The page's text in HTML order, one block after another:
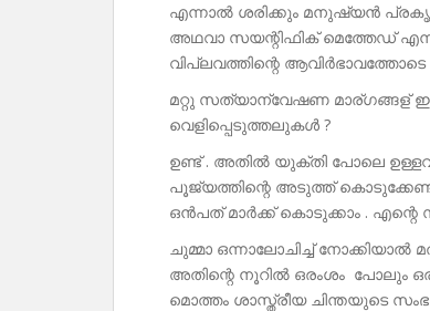
എന്നാൽ ശരിക്കും മനുഷ്യൻ
അഥവാ സയന്റിഫിക് മെത്തേഡ്
വിപ്ലവത്തിന്റെ
മറ്റു സത്യാന്വേഷണ മാര്ഗങ്ങള്
വെളിപ്പെടുത്തലുകൾ ?
ഉണ്ട് . അതിൽ യുക്തി പോലെ
പൂജ്യത്തിന്റെ അടുത്ത്
ഒൻപത് മാർക്ക് കൊടുക്കാം . എന്റെ
ചുമ്മാ ഒന്നാലോചിച്ച് നോക്കിയാൽ
അതിന്റെ നൂറിൽ ഒരംശം
മൊത്തം ശാസ്ത്രീയ ചിന്തയുടെ